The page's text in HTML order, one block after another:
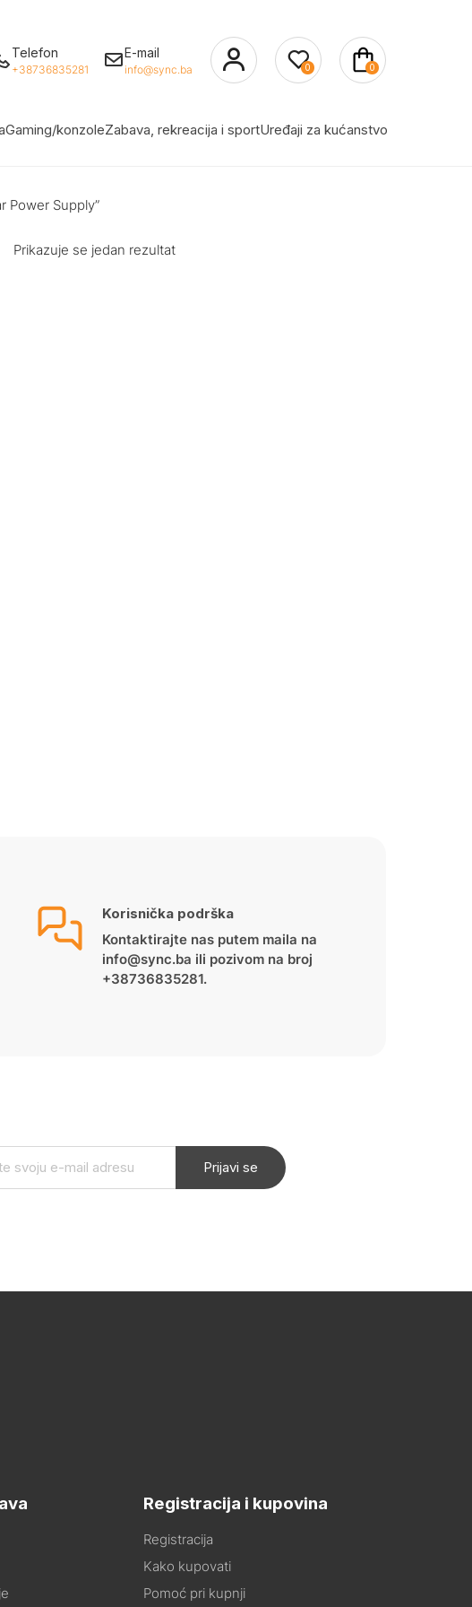
Telefon
+38736835281
E-mail
info@sync.ba 0 0
Gaming/konzoleZabava, rekreacija i sportUređaji za kućanstvo
Power Supply”
Prikazuje se jedan rezultat
Korisnička podrška
Kontaktirajte nas putem maila na
info@sync.ba ili pozivom na broj
+38736835281.
Prijavi se
Registracija i kupovina
Registracija
Kako kupovati
Pomoć pri kupnji